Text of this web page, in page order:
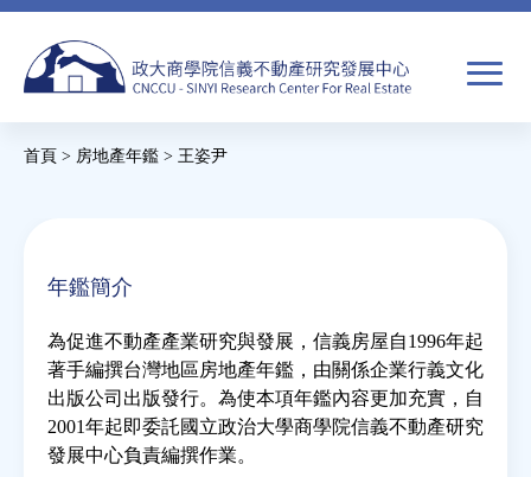
Jump
navigation
表
搜
焦點新聞
教育推廣
房市分析
這
首頁 > 房地產年鑑 > 王姿尹
年鑑簡介
為促進不動產產業研究與發展，信義房屋自1996年起
著手編撰台灣地區房地產年鑑，由關係企業行義文化
出版公司出版發行。為使本項年鑑內容更加充實，自
2001年起即委託國立政治大學商學院信義不動產研究
發展中心負責編撰作業。